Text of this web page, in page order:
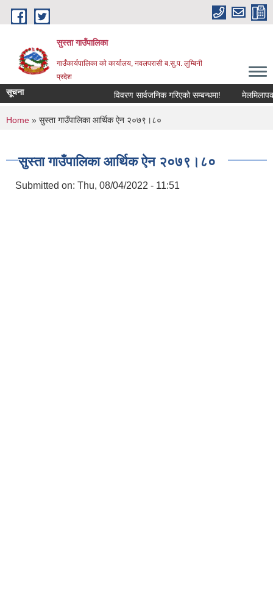
Skip to main content
सुस्ता गाउँपालिका
गाउँकार्यपालिका काे कार्यालय, नवलपरासी ब.सु.प. लुम्बिनी
प्रदेश
सूचना विवरण सार्वजनिक गरिएको सम्बन्धमा!
You are here
Home » सुस्ता गाउँपालिका आर्थिक ऐन २०७९।८०
सुस्ता गाउँपालिका आर्थिक ऐन २०७९।८०
Submitted on: Thu, 08/04/2022 - 11:51